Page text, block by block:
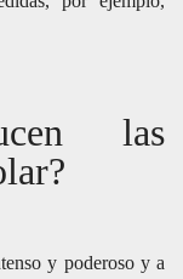
las
y poderoso y a